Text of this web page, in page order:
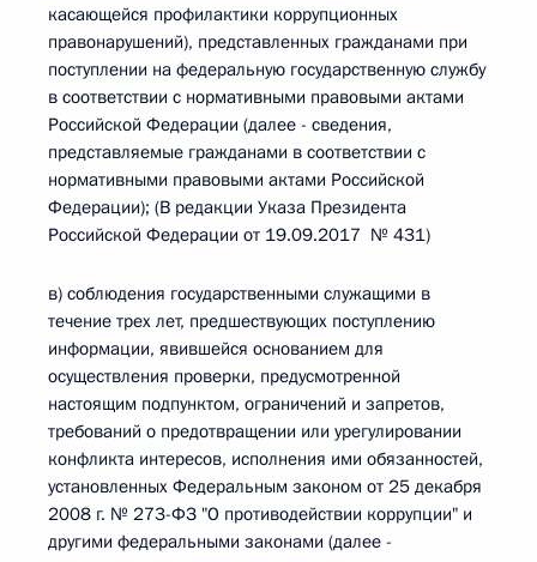
касающейся профилактики коррупционных
правонарушений), представленных гражданами при
поступлении на федеральную государственную службу
в соответствии с нормативными правовыми актами
Российской Федерации (далее - сведения,
представляемые гражданами в соответствии с
нормативными правовыми актами Российской
Федерации); (В редакции Указа Президента
Российской Федерации от 19.09.2017 № 431)
в) соблюдения государственными служащими в
течение трех лет, предшествующих поступлению
информации, явившейся основанием для
осуществления проверки, предусмотренной
настоящим подпунктом, ограничений и запретов,
требований о предотвращении или урегулировании
конфликта интересов, исполнения ими обязанностей,
установленных Федеральным законом от 25 декабря
2008 г. № 273-ФЗ "О противодействии коррупции" и
другими федеральными законами (далее -